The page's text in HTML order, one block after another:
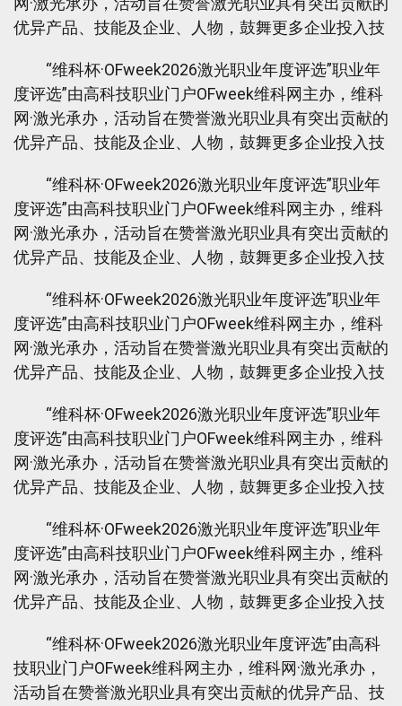
优异产品、技能及企业、人物，鼓舞更多企业投入技
“维科杯·OFweek2026激光职业年度评选”职业年
度评选”由高科技职业门户OFweek维科网主办，维科
网·激光承办，活动旨在赞誉激光职业具有突出贡献的
优异产品、技能及企业、人物，鼓舞更多企业投入技
“维科杯·OFweek2026激光职业年度评选”职业年
度评选”由高科技职业门户OFweek维科网主办，维科
网·激光承办，活动旨在赞誉激光职业具有突出贡献的
优异产品、技能及企业、人物，鼓舞更多企业投入技
“维科杯·OFweek2026激光职业年度评选”职业年
度评选”由高科技职业门户OFweek维科网主办，维科
网·激光承办，活动旨在赞誉激光职业具有突出贡献的
优异产品、技能及企业、人物，鼓舞更多企业投入技
“维科杯·OFweek2026激光职业年度评选”职业年
度评选”由高科技职业门户OFweek维科网主办，维科
网·激光承办，活动旨在赞誉激光职业具有突出贡献的
优异产品、技能及企业、人物，鼓舞更多企业投入技
“维科杯·OFweek2026激光职业年度评选”职业年
度评选”由高科技职业门户OFweek维科网主办，维科
网·激光承办，活动旨在赞誉激光职业具有突出贡献的
优异产品、技能及企业、人物，鼓舞更多企业投入技
“维科杯·OFweek2026激光职业年度评选”由高科
技职业门户OFweek维科网主办，维科网·激光承办，
活动旨在赞誉激光职业具有突出贡献的优异产品、技